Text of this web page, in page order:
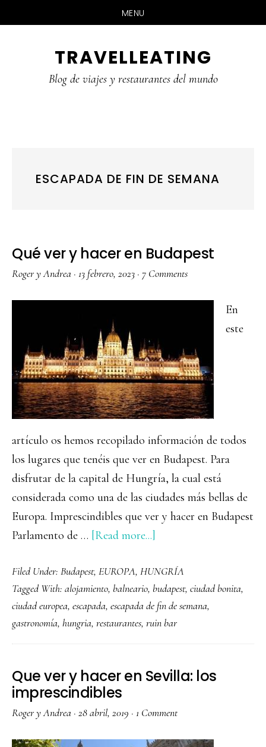
MENU
TRAVELLEATING
Blog de viajes y restaurantes del mundo
ESCAPADA DE FIN DE SEMANA
Qué ver y hacer en Budapest
Roger y Andrea · 13 febrero, 2023 · 7 Comments
En
este
artículo os hemos recopilado información de todos
los lugares que tenéis que ver en Budapest. Para
disfrutar de la capital de Hungría, la cual está
considerada como una de las ciudades más bellas de
Europa. Imprescindibles que ver y hacer en Budapest
Parlamento de … [Read more...]
ver
y
hacer
en
Budapest
Filed Under: Budapest, EUROPA, HUNGRÍA
Tagged With: alojamiento, balneario, budapest, ciudad bonita,
ciudad europea, escapada, escapada de fin de semana,
gastronomía, hungria, restaurantes, ruin bar
Que ver y hacer en Sevilla: los
imprescindibles
Roger y Andrea · 28 abril, 2019 · 1 Comment